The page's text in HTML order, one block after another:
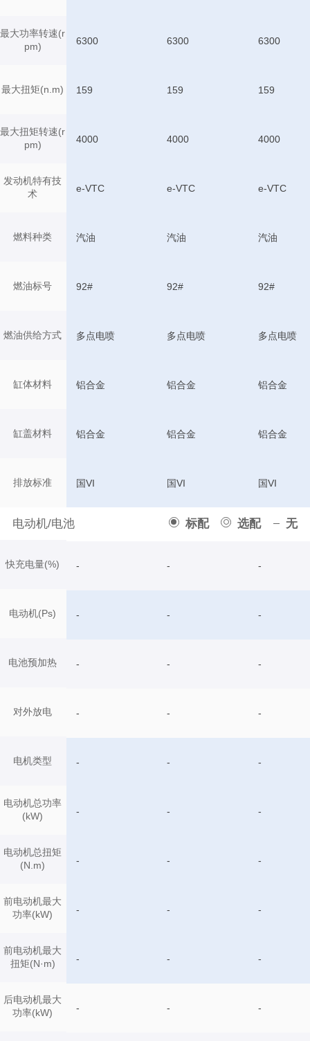
最大功率转速(r
pm)
最大扭矩(n.m)
最大扭矩转速(r
pm)
发动机特有技
术
燃料种类
燃油标号
燃油供给方式
缸体材料
缸盖材料
排放标准
电动机/电池 标配 选配 无
快充电量(%)
电动机(Ps)
电池预加热
对外放电
电机类型
电动机总功率
(kW)
电动机总扭矩
(N.m)
前电动机最大
功率(kW)
前电动机最大
扭矩(N·m)
后电动机最大
功率(kW)
6300 6300 6300
159 159 159
4000 4000 4000
e-VTC e-VTC e-VTC
汽油 汽油 汽油
92# 92# 92#
多点电喷 多点电喷 多点电喷
铝合金 铝合金 铝合金
铝合金 铝合金 铝合金
国VI 国VI 国VI
- - -
- - -
- - -
- - -
- - -
- - -
- - -
- - -
- - -
- - -